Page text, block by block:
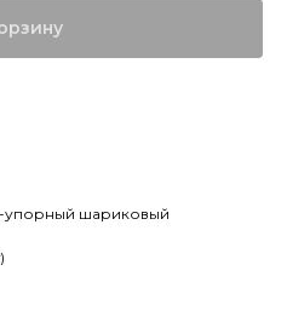
упорный шариковый